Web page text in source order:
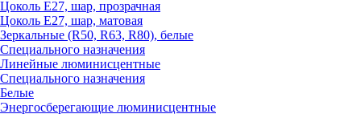
Цоколь Е27, шар, прозрачная
Цоколь Е27, шар, матовая
Зеркальные (R50, R63, R80), белые
Специального назначения
Линейные люминисцентные
Специального назначения
Белые
Энергосберегающие люминисцентные